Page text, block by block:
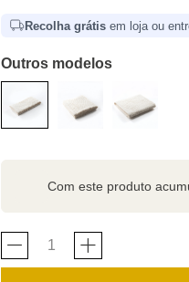
Recolha grátis em loja ou
Outros modelos
Com este produto